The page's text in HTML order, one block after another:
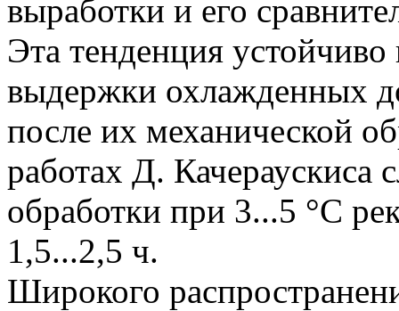
выработки и его
Эта тенденция устойчиво
выдержки охлажденных
после их механической
работах Д. Качераускиса
обработки при 3...5 °С
1,5...2,5 ч.
Широкого